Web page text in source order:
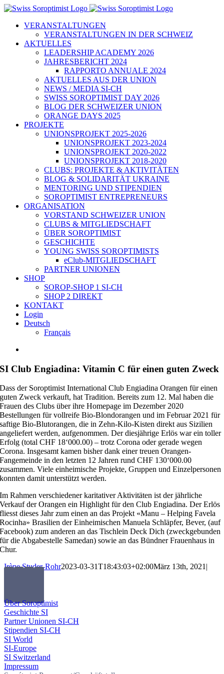
Zum
springenVERANSTALTUNGEN
VERANSTALTUNGEN IN DER SCHWEIZ
AKTUELLES
LEADERSHIP ACADEMY 2026
JAHRESBERICHT 2024
RAPPORTO ANNUALE 2024
AKTUELLES AUS DER UNION
NEWS / MEDIA SI-CH
SWISS SOROPTIMIST DAY 2026
BLOG DER SCHWEIZER UNION
ORANGE DAYS 2025
PROJEKTE
UNIONSPROJEKT 2025-2026
UNIONSPROJEKT 2023-2024
UNIONSPROJEKT 2020-2022
UNIONSPROJEKT 2018-2020
CLUBS: PROJEKTE & AKTIVITÄTEN
BLOG & SOLIDARITÄT UKRAINE
MENTORING UND STIPENDIEN
SOROPTIMIST ENTREPRENEURS
ORGANISATION
VORSTAND SCHWEIZER UNION
CLUBS & MITGLIEDSCHAFT
ÜBER SOROPTIMIST
GESCHICHTE
YOUNG SWISS SOROPTIMISTS
eClub-MITGLIEDSCHAFT
PARTNER UNIONEN
SHOP
SOROP-SHOP 1 SI-CH
SHOP 2 DIREKT
KONTAKT
Login
Deutsch
Français
Bild
SI Club Engiadina: Vitamin C für einen guten Zweck
Dass der Soroptimist International Club Engiadina Orangen für einen
guten Zweck verkauft, hat Tradition. Bereits zum 12. Mal haben die
Frauen des Clubs über ihre Homepage im Dezember 2020
Bestellungen für vollreife Bio-Blondorangen und im Februar 2021 für
saftige Bio-Blutorangen, die in Zehn-Kilo-Kisten direkt aus Sizilien
angeliefert werden, aufgenommen. Der diesjährige Erlös war ein toller
Erfolg (total CHF 18‘000.00) – trotz Corona oder gerade wegen
Corona. Insgesamt kamen bisher dank einer treuen Orangen-
Fangemeinde in den letzten 12 Jahren rund CHF 130‘000.00
zusammen. Viele einheimische Projekte, Gruppen und Einzelpersonen
konnten damit unterstützt werden.
Im Rahmen verschiedener karitativer Aktivitäten ist der jährliche
Verkauf der Orangen ein Highlight für den Club Engiadina. Der Erlös
fliesst dieses Jahr zum einen an das Projekt «Manu – Helping Favela
Rocinha» Brasilien der Einheimischen Manuela Schläpfer, Bever, (auf
Facebook) zum anderen an das Tischlein Deck Dich (zweckgebunden
für die Abgabestelle Samedan) sowie an das Bündner Frauenhaus in
Chur.
Irène Studer-Rohr2023-03-31T18:43:03+02:00März 13th, 2021|
Über Soroptimist
Geschichte SI
Partner Unionen SI-CH
Stipendien SI-CH
SI World
SI-Europe
SI Switzerland
Impressum